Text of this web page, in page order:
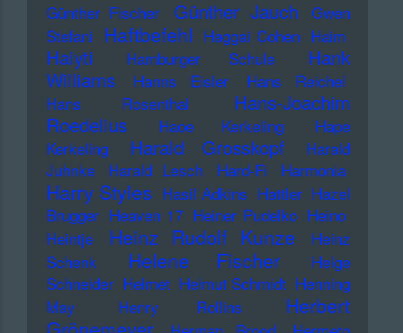
Günther Fischer
Günther Jauch
Gwen
Stefani Haftbefehl Haggai Cohen Haim
Haiyti Hamburger Schule
Hank
Williams
Hanns Eisler
Hans Reichel
Hans Rosenthal
Hans-Joachim
Roedelius
Haoe Kerkeling
Hape
Kerkeling
Harald Grosskopf
Harald
Juhnke
Harald Lesch Hard-Fi Harmonia
Harry Styles Hasil Adkins Hattler Hazel
Brugger Heaven 17 Heiner Pudelko Heino
Heintje
Heinz Rudolf Kunze
Heinz
Schenk
Helene Fischer
Helge
Schneider Helmet Helmut Schmidt Henning
May
Henry Rollins
Herbert